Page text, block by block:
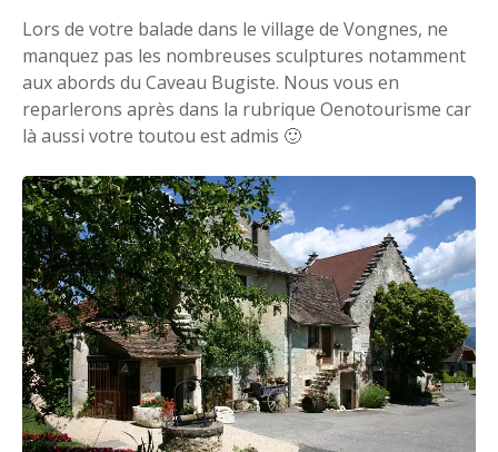
Lors de votre balade dans le village de Vongnes, ne
manquez pas les nombreuses sculptures notamment
aux abords du Caveau Bugiste. Nous vous en
reparlerons après dans la rubrique Oenotourisme car
là aussi votre toutou est admis 🙂